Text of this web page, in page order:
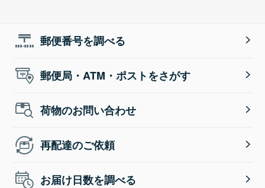
郵便番号を調べる
郵便局・ATM・ポストをさがす
荷物のお問い合わせ
再配達のご依頼
お届け日数を調べる